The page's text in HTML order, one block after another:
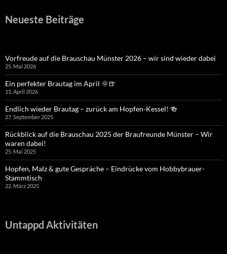
Neueste Beiträge
Vorfreude auf die Brauschau Münster 2026 – wir sind wieder dabei
25. Mai 2026
Ein perfekter Brautag im April 🌞🍺
11. April 2026
Endlich wieder Brautag – zurück am Hopfen-Kessel! 🍻
27. September 2025
Rückblick auf die Brauschau 2025 der Braufreunde Münster – Wir
waren dabei!
25. Mai 2025
Hopfen, Malz & gute Gespräche – Eindrücke vom Hobbybrauer-
Stammtisch
22. März 2025
Untappd Aktivitäten